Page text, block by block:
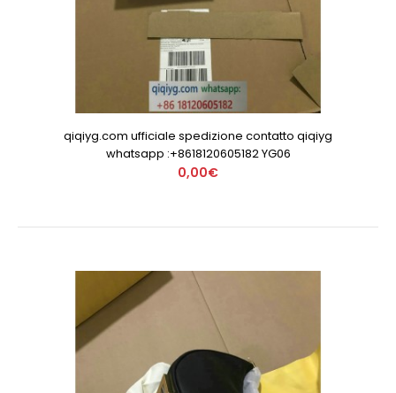
qiqiyg.com ufficiale spedizione contatto qiqiyg
whatsapp :+8618120605182 YG06
0,00€